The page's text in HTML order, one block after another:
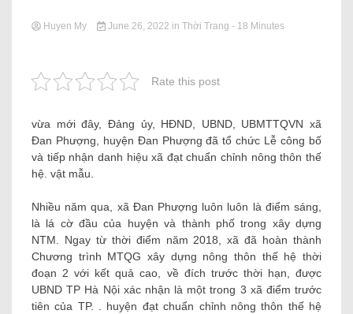
Huyen My June 26, 2022 in Thời Trang - 18 Minutes
Rate this post
vừa mới đây, Đảng ủy, HĐND, UBND, UBMTTQVN xã
Đan Phượng, huyện Đan Phượng đã tổ chức Lễ công bố
và tiếp nhận danh hiệu xã đạt chuẩn chỉnh nông thôn thế
hệ. vật mẫu.
Nhiều năm qua, xã Đan Phượng luôn luôn là điểm sáng,
là lá cờ đầu của huyện và thành phố trong xây dựng
NTM. Ngay từ thời điểm năm 2018, xã đã hoàn thành
Chương trình MTQG xây dựng nông thôn thế hệ thời
đoạn 2 với kết quả cao, về đích trước thời hạn, được
UBND TP Hà Nội xác nhận là một trong 3 xã điểm trước
tiên của TP. . huyện đạt chuẩn chỉnh nông thôn thế hệ